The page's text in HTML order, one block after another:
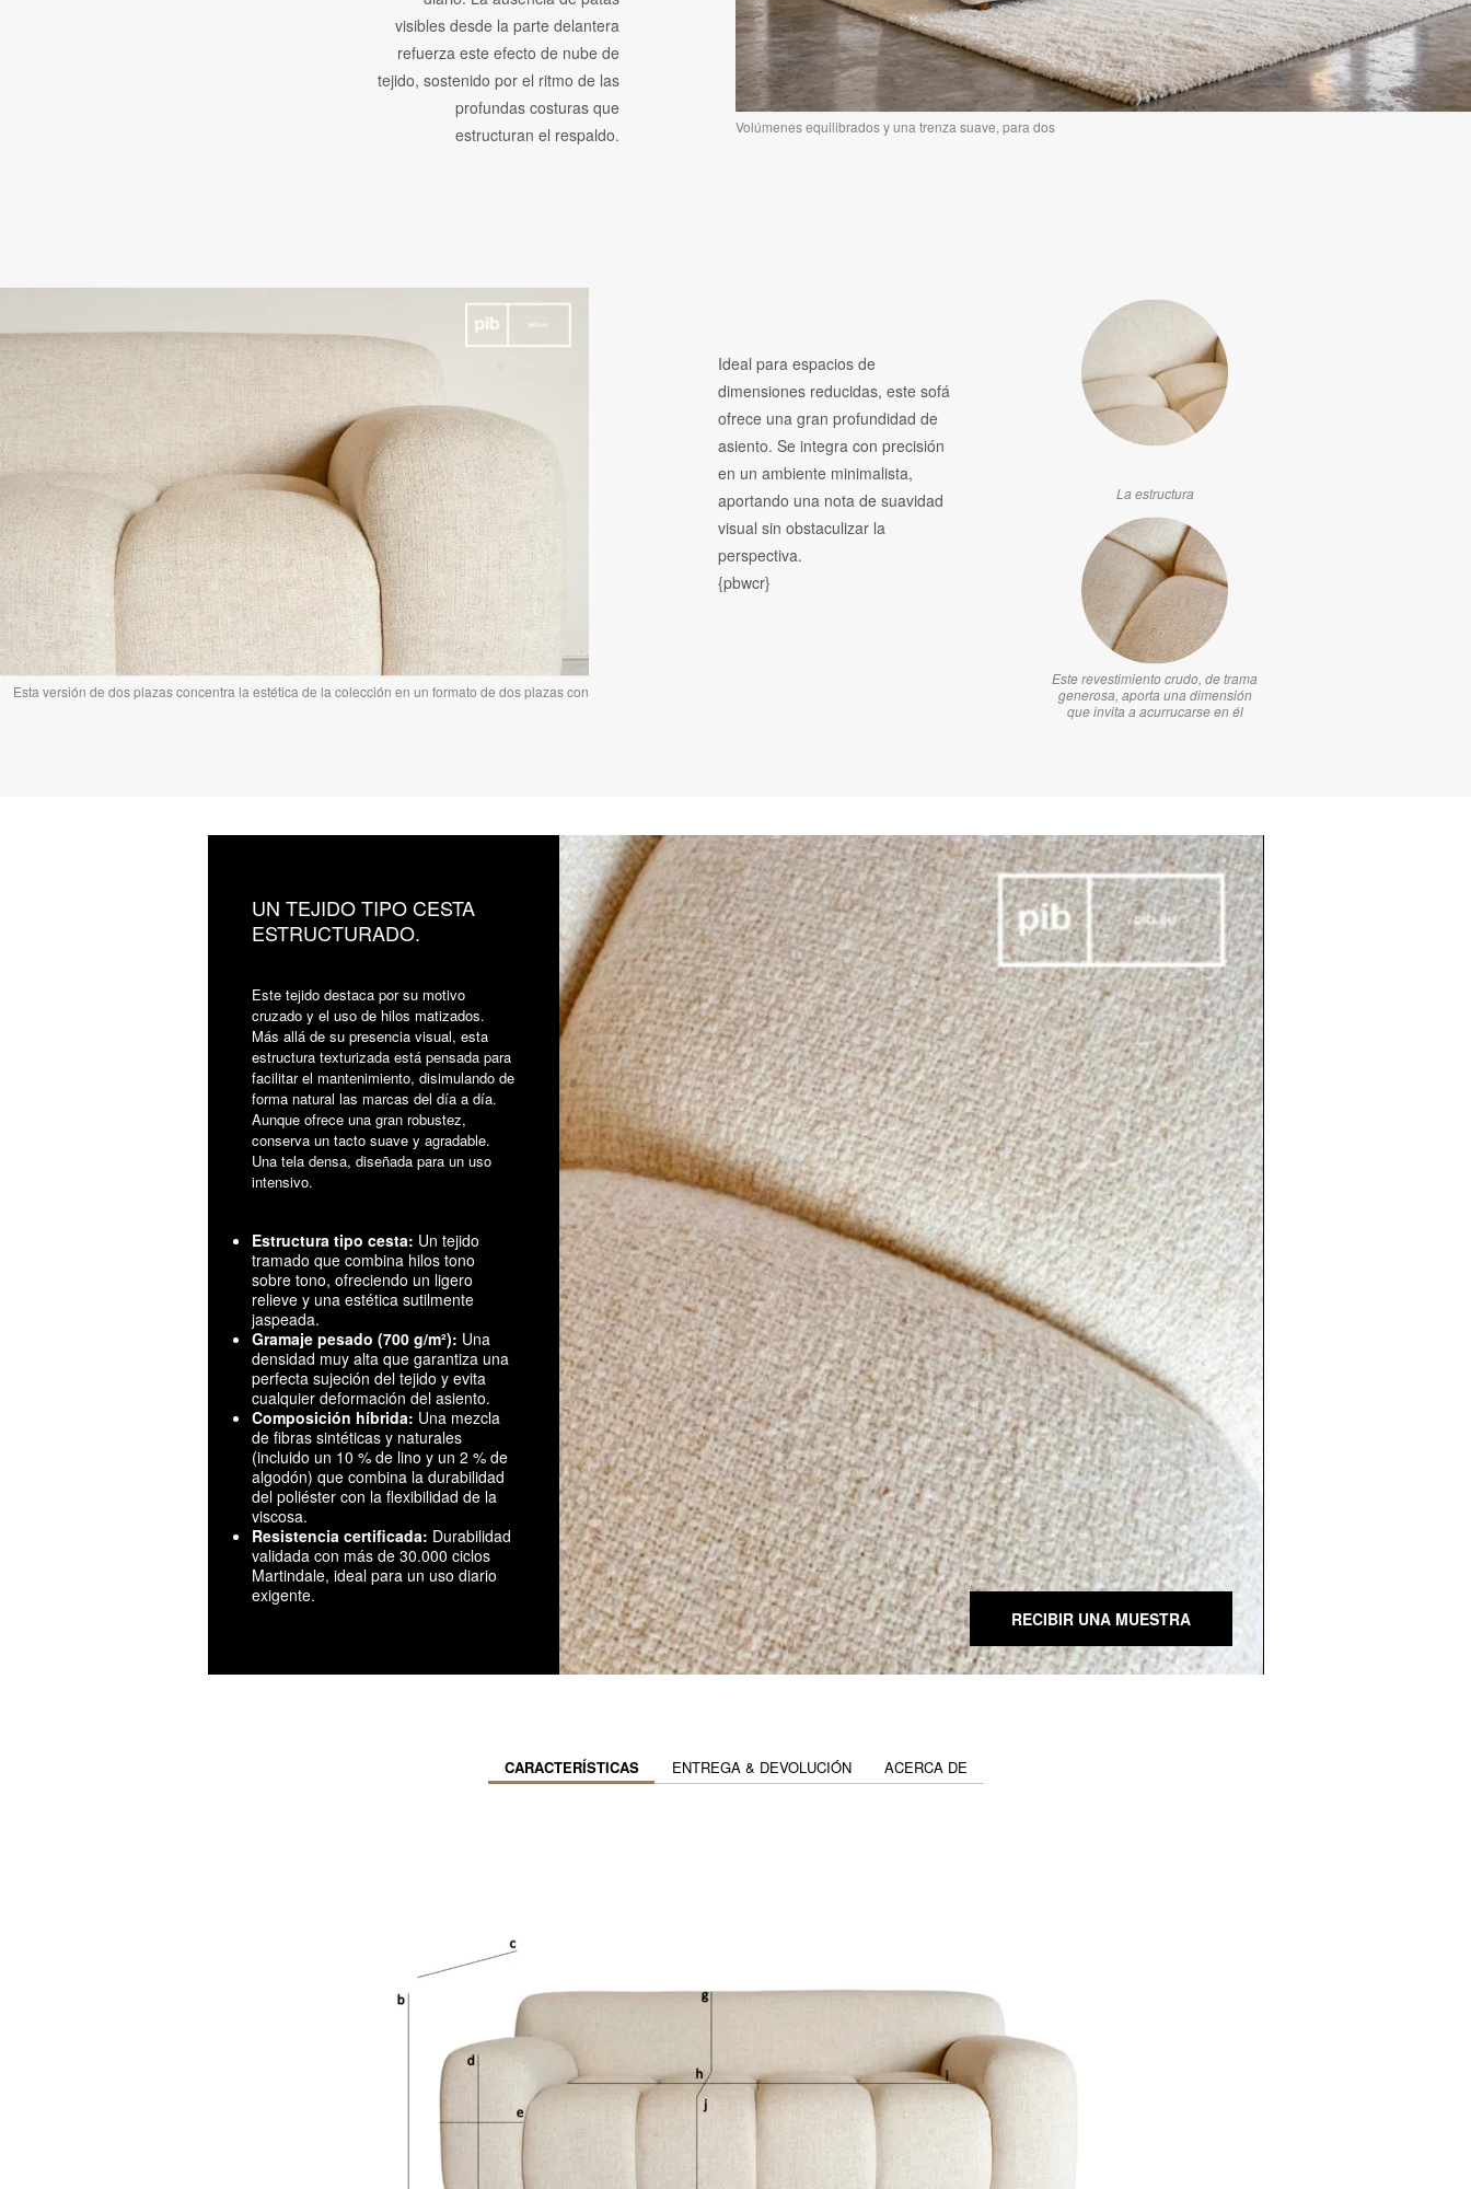
Volúmenes equilibrados y una trenza suave, para dos
visibles desde la parte delantera
refuerza este efecto de nube de
tejido, sostenido por el ritmo de las
profundas costuras que
estructuran el respaldo.
Esta versión de dos plazas concentra la estética de la colección en un formato de dos plazas con
Ideal para espacios de
dimensiones reducidas, este sofá
ofrece una gran profundidad de
asiento. Se integra con precisión
en un ambiente minimalista,
aportando una nota de suavidad
visual sin obstaculizar la
perspectiva.
{pbwcr}
La estructura
Este revestimiento crudo, de trama
generosa, aporta una dimensión
que invita a acurrucarse en él
UN TEJIDO TIPO CESTA
ESTRUCTURADO.
Este tejido destaca por su motivo
cruzado y el uso de hilos matizados.
Más allá de su presencia visual, esta
estructura texturizada está pensada para
facilitar el mantenimiento, disimulando de
forma natural las marcas del día a día.
Aunque ofrece una gran robustez,
conserva un tacto suave y agradable.
Una tela densa, diseñada para un uso
intensivo.
Estructura tipo cesta: Un tejido
tramado que combina hilos tono
sobre tono, ofreciendo un ligero
relieve y una estética sutilmente
jaspeada.
Gramaje pesado (700 g/m²): Una
densidad muy alta que garantiza una
perfecta sujeción del tejido y evita
cualquier deformación del asiento.
Composición híbrida: Una mezcla
de fibras sintéticas y naturales
(incluido un 10 % de lino y un 2 % de
algodón) que combina la durabilidad
del poliéster con la flexibilidad de la
viscosa.
Resistencia certificada: Durabilidad
validada con más de 30.000 ciclos
Martindale, ideal para un uso diario
exigente.
RECIBIR UNA MUESTRA
CARACTERÍSTICAS ENTREGA & DEVOLUCIÓN ACERCA DE